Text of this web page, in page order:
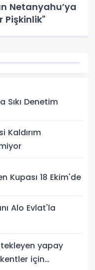
Netanyahu’ya
Pişkinlik"
Sıkı Denetim
Kaldırım
Kupası 18 Ekim'de
Alo Evlat'la
yapay
için